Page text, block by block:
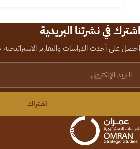
اشترك في نشرتنا البريدية
احصل على أحدث الدراسات والتقارير
اشتراك